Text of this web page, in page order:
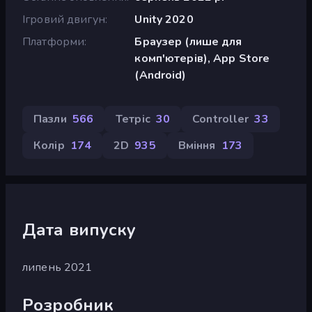
Ігровий двигун
Unity 2020
Платформи
Браузер (лише для
комп'ютерів), App Store
(Android)
Пазли 566 Тетріс 30 Controller 33
Колір 174 2D 935 Вміння 173
Дата випуску
липень 2021
Розробник